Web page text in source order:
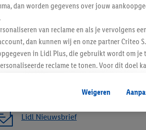
Lidl Nieuwsbrief
dan worden gegevens over jouw
van reclame en als je vervolgens
dan kunnen wij en onze partner Criteo
in Lidl Plus, die gebruikt wordt om je
reclame te tonen. Voor dit doel
advertenties worden weergegeven
product in een winkelmandje van een
kunnen op verschillende eindapparaten en
Weigeren